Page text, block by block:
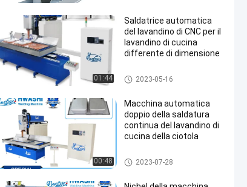
01:44
Saldatrice automatica
del lavandino di CNC per il
lavandino di cucina
differente di dimensione
saldatrice del lavandino
2023-05-16
00:48
Macchina automatica
doppio della saldatura
continua del lavandino di
cucina della ciotola
macchina di saldatura autom
atica
2023-07-28